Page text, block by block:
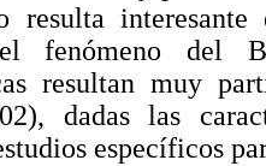
resulta
fenómeno del
resultan muy
dadas las
específicos